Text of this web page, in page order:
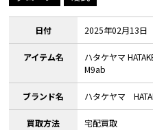
日付 2025年02月13日
アイテム名
ハタケヤマ
M9ab
ブランド名 ハタケヤマ
買取方法 宅配買取